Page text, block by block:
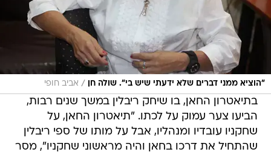
"הוציא ממני דברים שלא ידעתי שיש בי". שולה חן / אביב חופי
בתיאטרון החאן, בו שיחק ריבלין במשך שנים רבות,
הביעו צער עמוק על לכתו. "תיאטרון החאן, על
שחקניו עובדיו ומנהליו, אבל על מותו של ספי ריבלין
שהתחיל את דרכו בחאן והיה מראשוני שחקניו", מסר